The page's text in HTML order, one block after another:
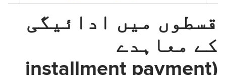
قسطوں میں ادائیگی
کے معاہدے
(installment payment